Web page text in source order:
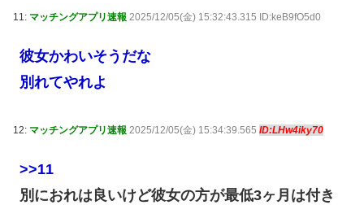
11: マッチングアプリ速報 2025/12/05(金) 15:32:43.315 ID:keB9fO5d0
彼女かわいそうだな
別れてやれよ
12: マッチングアプリ速報 2025/12/05(金) 15:34:39.565 ID:LHw4iky70
>>11
別におれは良いけど彼女の方が最低3ヶ月は付き